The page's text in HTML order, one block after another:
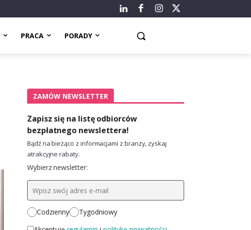
PRACA PORADY
ZAMÓW NEWSLETTER
Zapisz się na listę odbiorców
bezpłatnego newslettera!
Bądź na bieżąco z informacjami z branży, zyskaj
atrakcyjne rabaty.
Wybierz newsletter:
Codzienny
Tygodniowy